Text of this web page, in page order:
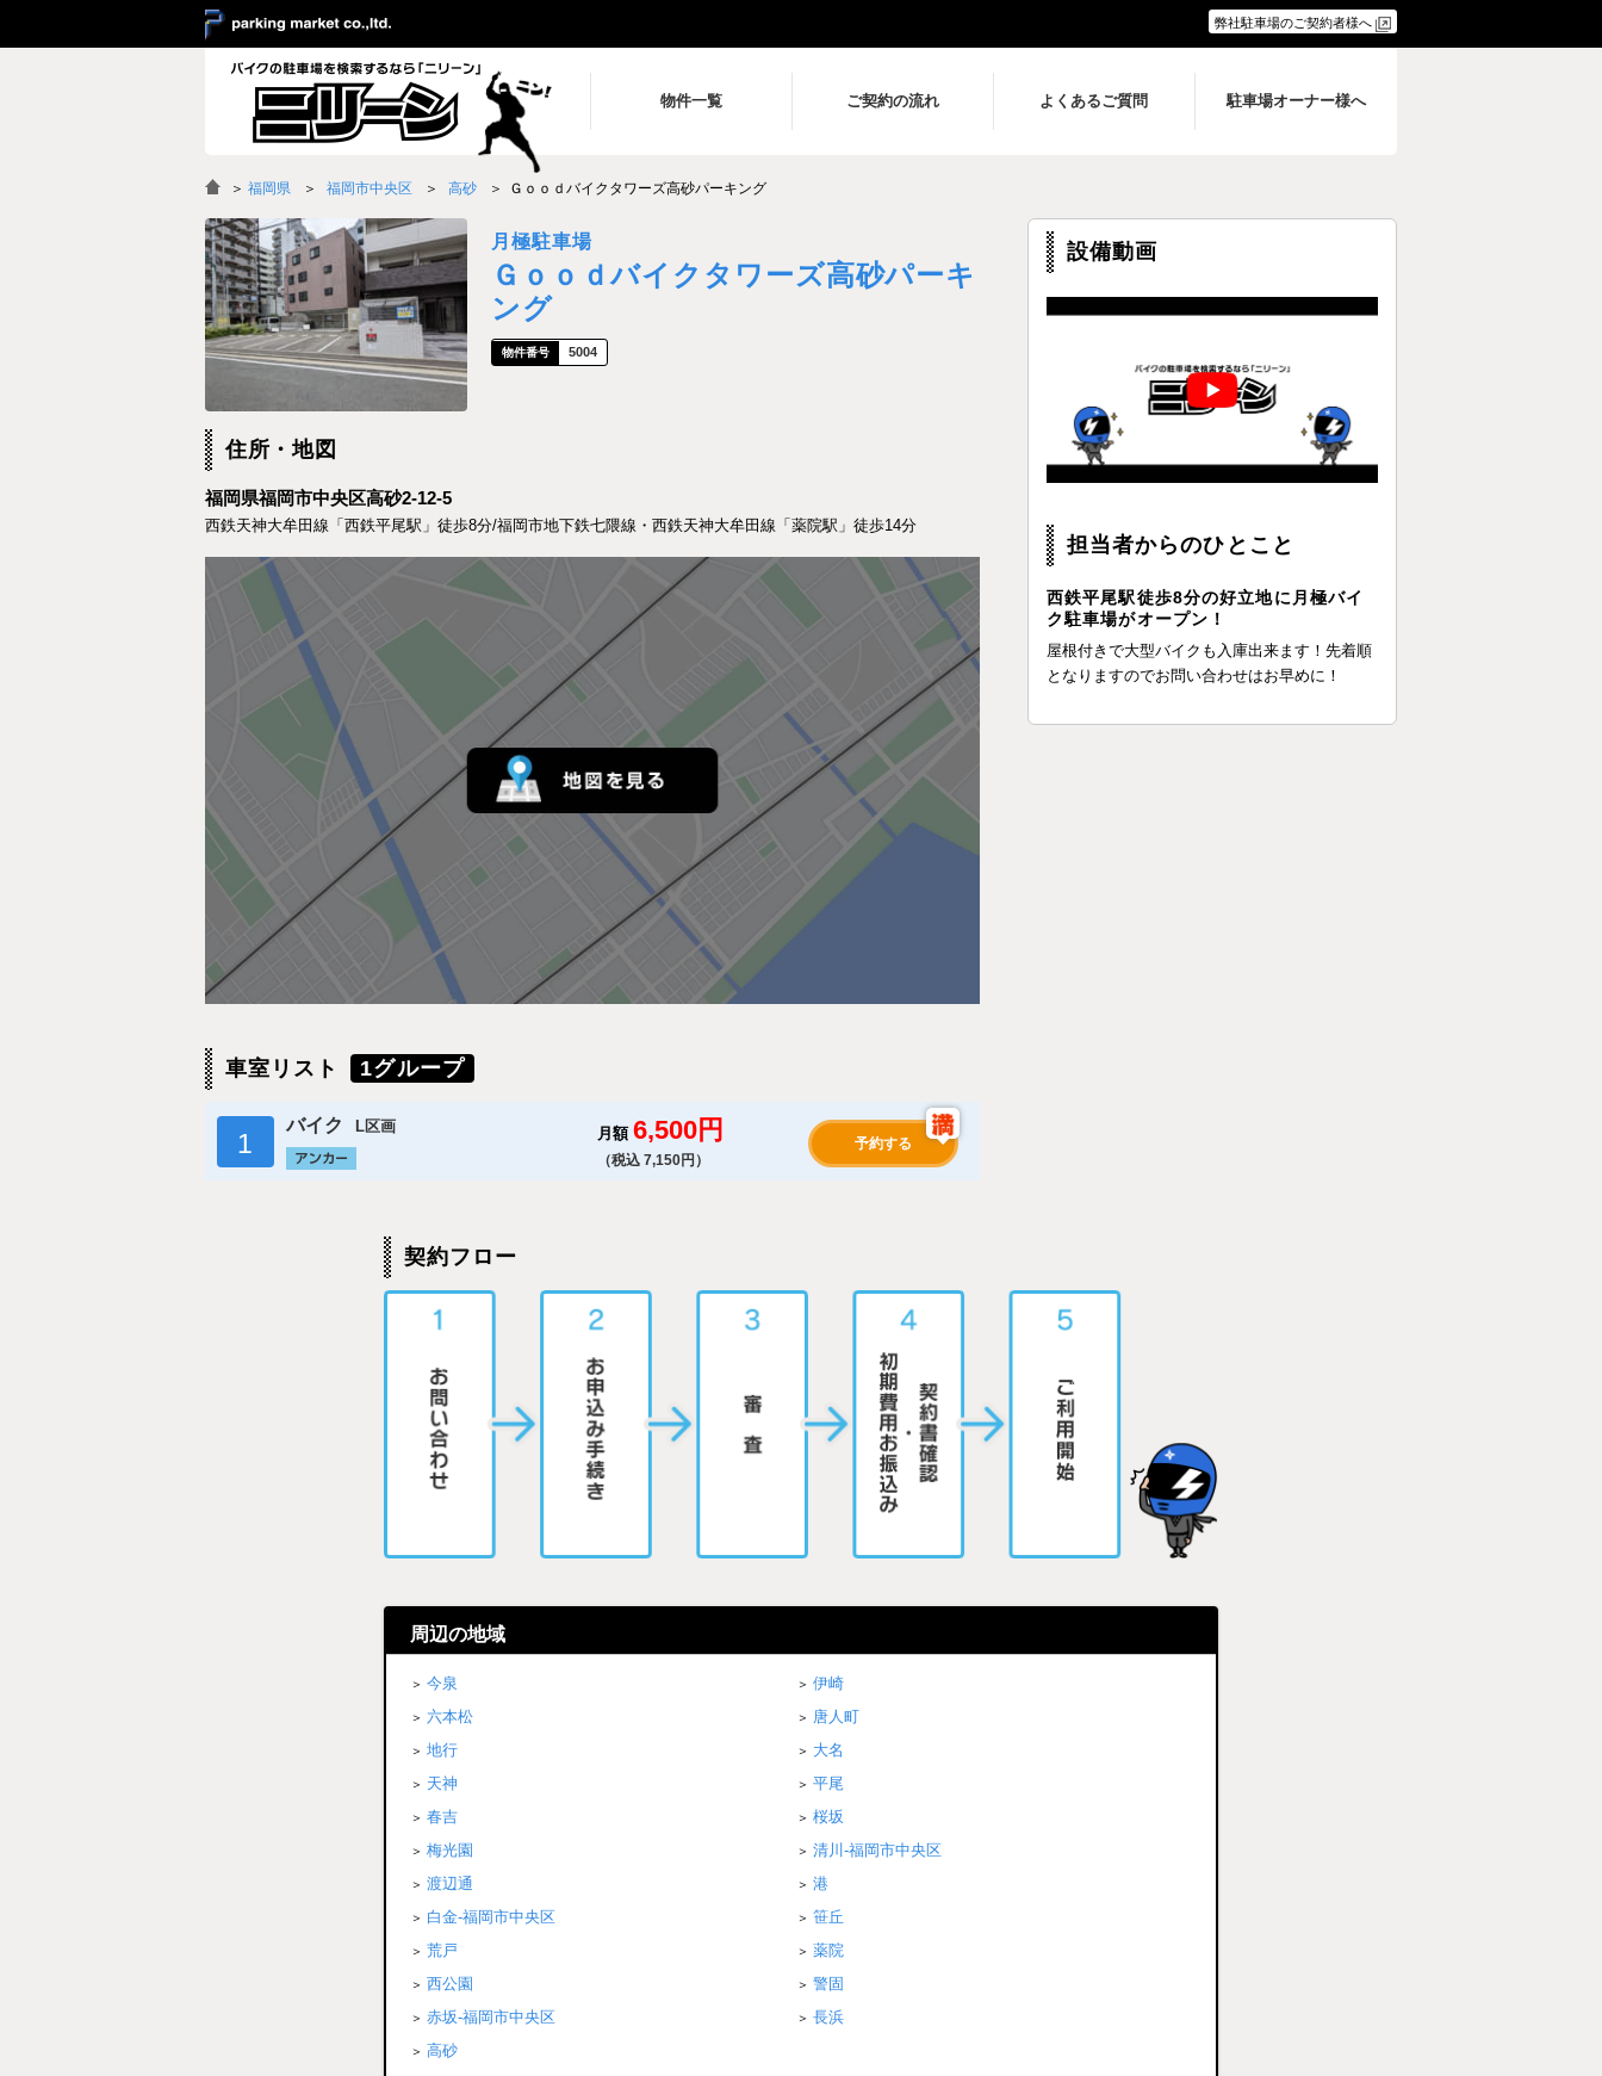
弊社駐車場のご契約者様へ
物件一覧 ご契約の流れ よくあるご質問 駐車場オーナー様へ
＞ 福岡県 福岡市中央区 高砂 Ｇｏｏｄバイクタワーズ高砂パーキング
月極駐車場
Ｇｏｏｄバイクタワーズ高砂パーキ
ング
5004
住所・地図
福岡県福岡市中央区高砂2-12-5
西鉄天神大牟田線「西鉄平尾駅」徒歩8分/福岡市地下鉄七隈線・西鉄天神大牟田線「薬院駅」徒歩14分
車室リスト 1グループ
1
バイク L区画 月額 6,500円
（税込 7,150円）
予約する
設備動画
担当者からのひとこと
西鉄平尾駅徒歩8分の好立地に月極バイ
ク駐車場がオープン！
屋根付きで大型バイクも入庫出来ます！先着順
となりますのでお問い合わせはお早めに！
契約フロー
周辺の地域
今泉
伊崎
六本松
唐人町
地行
大名
天神
平尾
春吉
桜坂
梅光園
清川-福岡市中央区
渡辺通
港
白金-福岡市中央区
笹丘
荒戸
薬院
西公園
警固
赤坂-福岡市中央区
長浜
高砂